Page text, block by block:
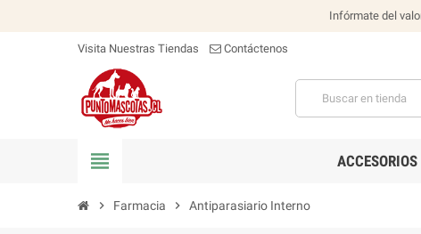
Infórmate del
Visita Nuestras Tiendas Contáctenos
view_headline ACCESORIOS
chevron_right Farmacia chevron_right Antiparasiario Interno